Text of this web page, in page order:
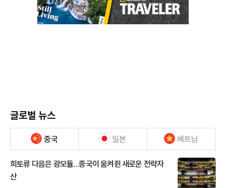
글로벌 뉴스
중국 일본 베트남
희토류 다음은 광모듈…중국이 움켜쥔 새로운 전략자
산